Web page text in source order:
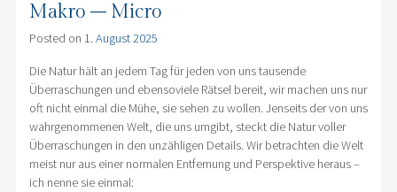
Makro – Micro
Posted on 1. August 2025
Die Natur hält an jedem Tag für jeden von uns tausende
Überraschungen und ebensoviele Rätsel bereit, wir machen uns nur
oft nicht einmal die Mühe, sie sehen zu wollen. Jenseits der von uns
wahrgenommenen Welt, die uns umgibt, steckt die Natur voller
Überraschungen in den unzähligen Details. Wir betrachten die Welt
meist nur aus einer normalen Entfernung und Perspektive heraus –
ich nenne sie einmal: